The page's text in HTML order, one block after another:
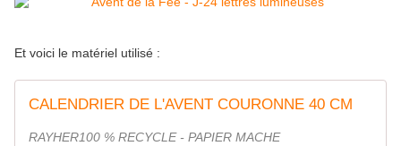
Et voici le matériel utilisé :
CALENDRIER DE L'AVENT COURONNE 40 CM
RAYHER100 % RECYCLE - PAPIER MACHE